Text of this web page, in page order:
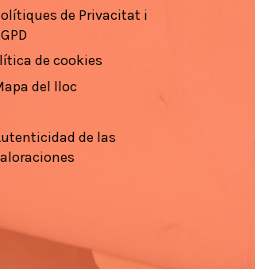
de Privacitat i
de cookies
del lloc
de las